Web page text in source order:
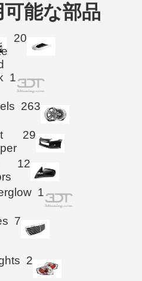
能な部品
20
1
263
29
12
1
7
2